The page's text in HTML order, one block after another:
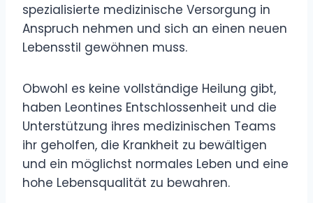
spezialisierte medizinische Versorgung in
Anspruch nehmen und sich an einen neuen
Lebensstil gewöhnen muss.
Obwohl es keine vollständige Heilung gibt,
haben Leontines Entschlossenheit und die
Unterstützung ihres medizinischen Teams
ihr geholfen, die Krankheit zu bewältigen
und ein möglichst normales Leben und eine
hohe Lebensqualität zu bewahren.